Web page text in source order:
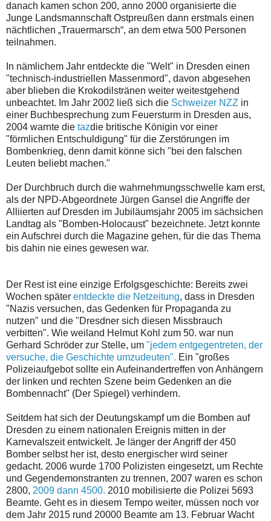
danach kamen schon 200, anno 2000 organisierte die
Junge Landsmannschaft Ostpreußen dann erstmals einen
nächtlichen „Trauermarsch“, an dem etwa 500 Personen
teilnahmen.
In nämlichem Jahr entdeckte die "Welt" in Dresden einen
"technisch-industriellen Massenmord", davon abgesehen
aber blieben die Krokodilstränen weiter weitestgehend
unbeachtet. Im Jahr 2002 ließ sich die Schweizer NZZ in
einer Buchbesprechung zum Feuersturm in Dresden aus,
2004 warnte die tazdie britische Königin vor einer
"förmlichen Entschuldigung" für die Zerstörungen im
Bombenkrieg, denn damit könne sich "bei den falschen
Leuten beliebt machen."
Der Durchbruch durch die wahrnehmungsschwelle kam erst,
als der NPD-Abgeordnete Jürgen Gansel die Angriffe der
Alliierten auf Dresden im Jubiläumsjahr 2005 im sächsichen
Landtag als "Bomben-Holocaust" bezeichnete. Jetzt konnte
ein Aufschrei durch die Magazine gehen, für die das Thema
bis dahin nie eines gewesen war.
Der Rest ist eine einzige Erfolgsgeschichte: Bereits zwei
Wochen später entdeckte die Netzeitung, dass in Dresden
"Nazis versuchen, das Gedenken für Propaganda zu
nutzen" und die "Dresdner sich diesen Missbrauch
verbitten". Wie weiland Helmut Kohl zum 50. war nun
Gerhard Schröder zur Stelle, um "jedem entgegentreten, der
versuche, die Geschichte umzudeuten". Ein "großes
Polizeiaufgebot sollte ein Aufeinandertreffen von Anhängern
der linken und rechten Szene beim Gedenken an die
Bombennacht" (Der Spiegel) verhindern.
Seitdem hat sich der Deutungskampf um die Bomben auf
Dresden zu einem nationalen Ereignis mitten in der
Karnevalszeit entwickelt. Je länger der Angriff der 450
Bomber selbst her ist, desto energischer wird seiner
gedacht. 2006 wurde 1700 Polizisten eingesetzt, um Rechte
und Gegendemonstranten zu trennen, 2007 waren es schon
2800, 2009 dann 4500. 2010 mobilisierte die Polizei 5693
Beamte. Geht es in diesem Tempo weiter, müssen noch vor
dem Jahr 2015 rund 20000 Beamte am 13. Februar Wacht